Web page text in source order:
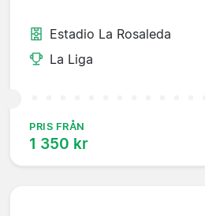
Estadio La Rosaleda
La Liga
PRIS FRÅN
1 350 kr